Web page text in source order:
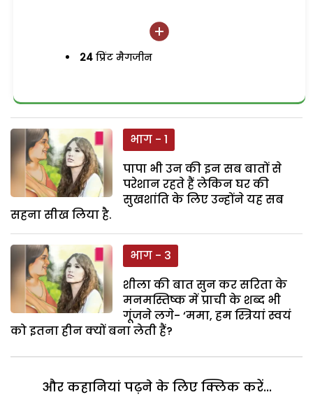
24 प्रिंट मैगजीन
भाग - 1
पापा भी उन की इन सब बातों से
परेशान रहते हैं लेकिन घर की
सुखशांति के लिए उन्होंने यह सब
सहना सीख लिया है.
भाग - 3
शीला की बात सुन कर सरिता के
मनमस्तिष्क में प्राची के शब्द भी
गूंजने लगे- ‘ममा, हम स्त्रियां स्वयं
को इतना हीन क्यों बना लेती हैं?
और कहानियां पढ़ने के लिए क्लिक करें...